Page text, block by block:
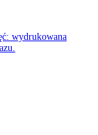
wydrukowana